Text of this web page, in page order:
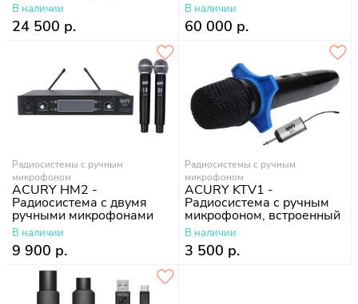
В наличии
24 500 р.
В наличии
60 000 р.
Радиосистемы с ручным
микрофоном
ACURY HM2 -
Радиосистема с двумя
ручными микрофонами
В наличии
9 900 р.
Радиосистемы с ручным
микрофоном
ACURY KTV1 -
Радиосистема с ручным
микрофоном, встроенный
аккумулятор
В наличии
3 500 р.